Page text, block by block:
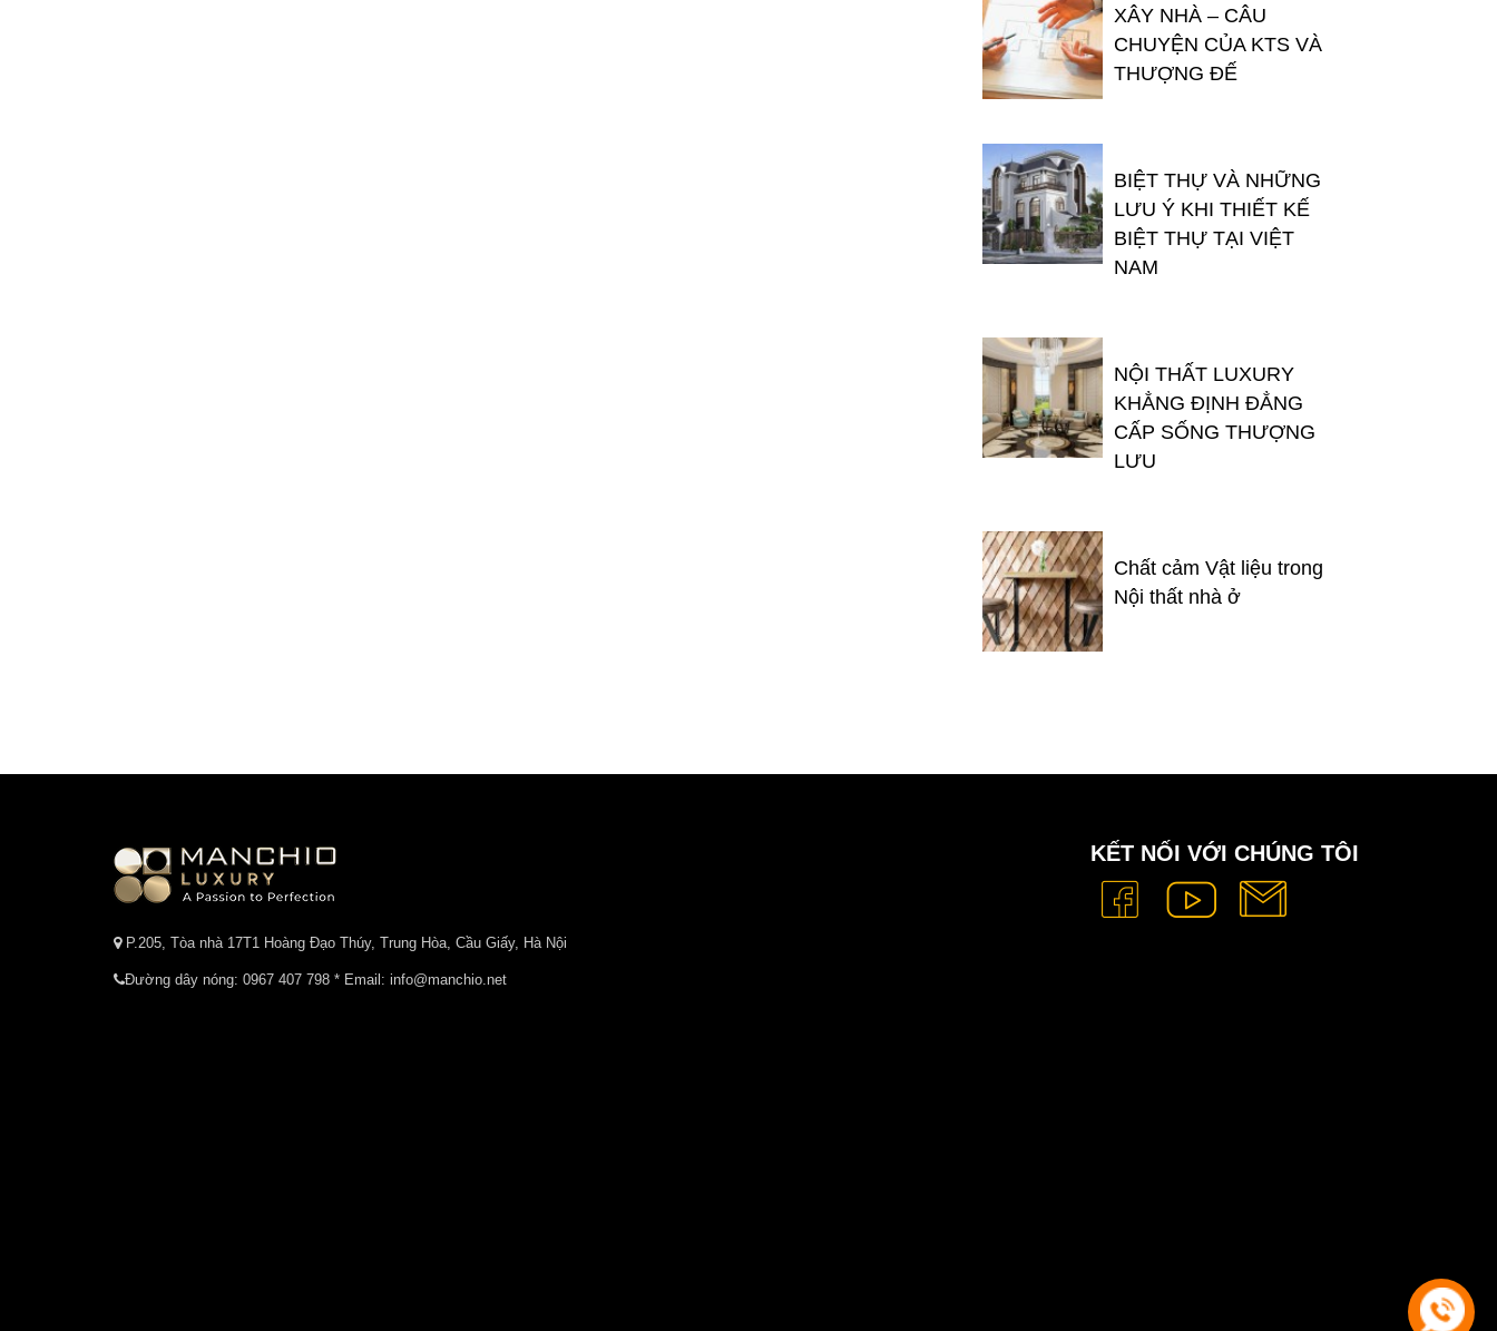
XÂY NHÀ – CÂU
CHUYỆN CỦA KTS VÀ
THƯỢNG ĐẾ
BIỆT THỰ VÀ NHỮNG
LƯU Ý KHI THIẾT KẾ
BIỆT THỰ TẠI VIỆT
NAM
NỘI THẤT LUXURY
KHẲNG ĐỊNH ĐẲNG
CẤP SỐNG THƯỢNG
LƯU
Chất cảm Vật liệu trong
Nội thất nhà ở
P.205, Tòa nhà 17T1 Hoàng Đạo Thúy, Trung Hòa, Cầu Giấy, Hà Nội
Đường dây nóng: 0967 407 798 * Email: info@manchio.net
KẾT NỐI VỚI CHÚNG TÔI